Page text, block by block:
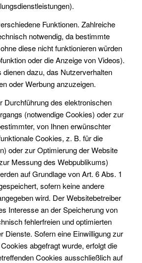
Funktionen. Zahlreiche
notwendig, da bestimmte
diese nicht funktionieren würden
oder die Anzeige von Videos).
dienen dazu, das Nutzerverhalten
oder Werbung anzuzeigen.
Durchführung des elektronischen
(notwendige Cookies) oder zur
von Ihnen erwünschter
Cookies, z. B. für die
oder zur Optimierung der Website
Messung des Webpublikums)
auf Grundlage von Art. 6 Abs. 1
sofern keine andere
wird. Der Websitebetreiber
Interesse an der Speicherung von
fehlerfreien und optimierten
Dienste. Sofern eine Einwilligung zur
abgefragt wurde, erfolgt die
Cookies ausschließlich auf